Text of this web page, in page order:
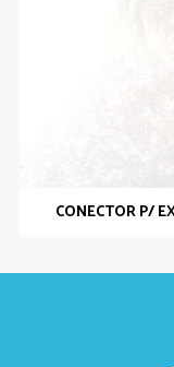
CONECTOR P/